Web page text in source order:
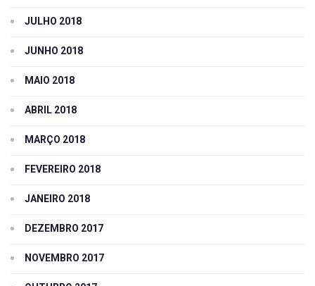
JULHO 2018
JUNHO 2018
MAIO 2018
ABRIL 2018
MARÇO 2018
FEVEREIRO 2018
JANEIRO 2018
DEZEMBRO 2017
NOVEMBRO 2017